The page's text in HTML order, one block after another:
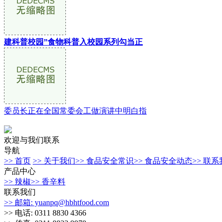
建科普校园”食物科普入校园系列勾当正
委员长正在全国常委会工做演讲中明白指
欢迎与我们联系
导航
>> 首页 >> 关于我们>> 食品安全常识>> 食品安全动态>> 联系
产品中心
>> 辣椒>> 香辛料
联系我们
>> 邮箱: yuanpq@hbhtfood.com
>> 电话: 0311 8830 4366